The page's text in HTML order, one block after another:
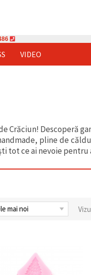
VIDEO
Crăciun! Descoperă
pline de
tot ce ai nevoie